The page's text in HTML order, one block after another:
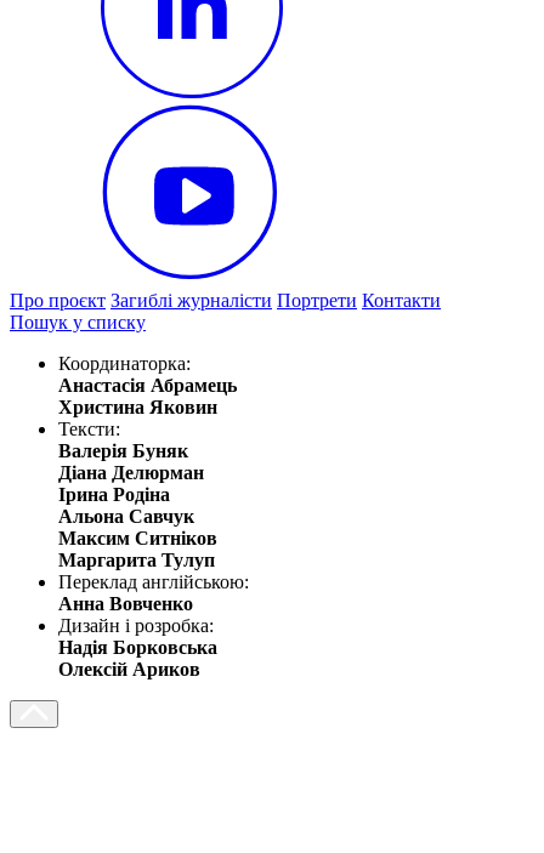
Про проєкт Загиблі журналісти Портрети Контакти
Пошук у списку
Координаторка:
Анастасія Абрамець
Христина Яковин
Тексти:
Валерія Буняк
Діана Делюрман
Ірина Родіна
Альона Савчук
Максим Ситніков
Маргарита Тулуп
Переклад англійською:
Анна Вовченко
Дизайн і розробка:
Надія Борковська
Олексій Ариков